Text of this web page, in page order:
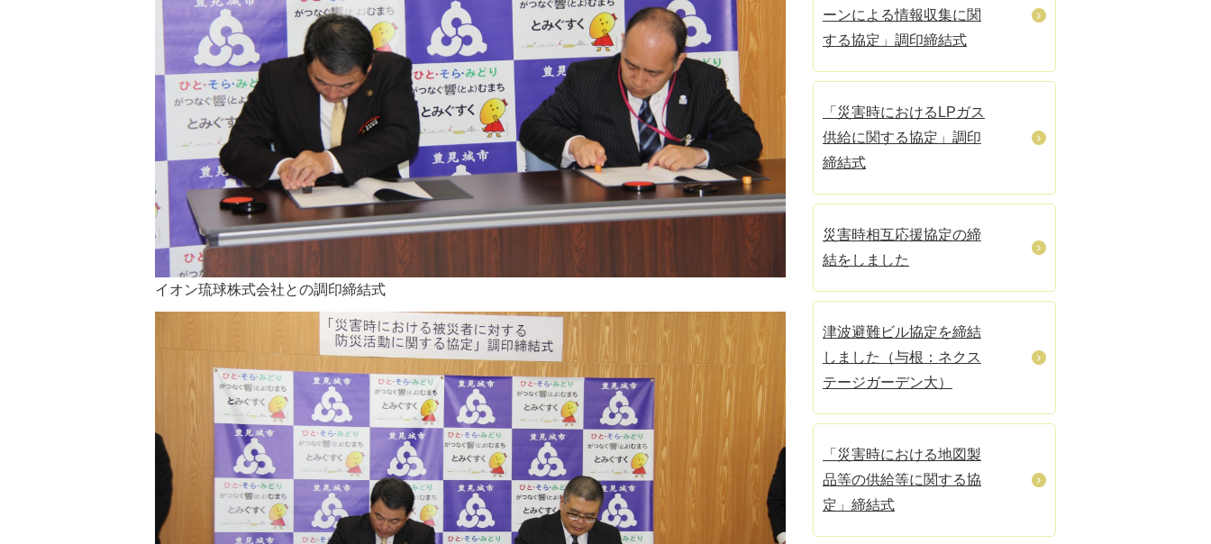
イオン琉球株式会社との調印締結式
ーンによる情報収集に関
する協定」調印締結式
「災害時におけるLPガス
供給に関する協定」調印
締結式
災害時相互応援協定の締
結をしました
津波避難ビル協定を締結
しました（与根：ネクス
テージガーデン大）
「災害時における地図製
品等の供給等に関する協
定」締結式